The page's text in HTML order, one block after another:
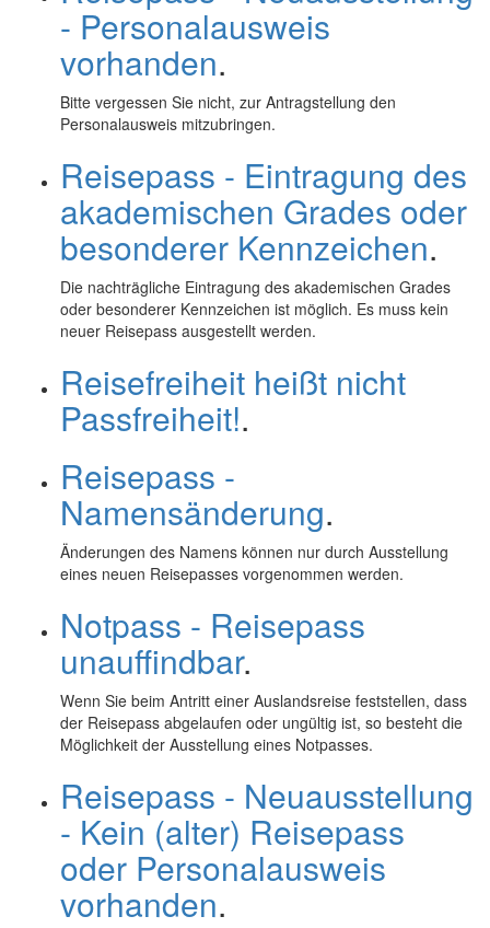
- Personalausweis
vorhanden.
Bitte vergessen Sie nicht, zur Antragstellung den
Personalausweis mitzubringen.
Reisepass - Eintragung des
akademischen Grades oder
besonderer Kennzeichen.
Die nachträgliche Eintragung des akademischen Grades
oder besonderer Kennzeichen ist möglich. Es muss kein
neuer Reisepass ausgestellt werden.
Reisefreiheit heißt nicht
Passfreiheit!.
Reisepass -
Namensänderung.
Änderungen des Namens können nur durch Ausstellung
eines neuen Reisepasses vorgenommen werden.
Notpass - Reisepass
unauffindbar.
Wenn Sie beim Antritt einer Auslandsreise feststellen, dass
der Reisepass abgelaufen oder ungültig ist, so besteht die
Möglichkeit der Ausstellung eines Notpasses.
Reisepass - Neuausstellung
- Kein (alter) Reisepass
oder Personalausweis
vorhanden.